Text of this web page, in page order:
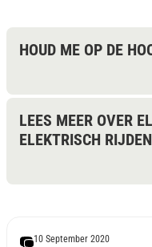
HOUD ME OP DE
LEES MEER OVER
ELEKTRISCH RIJDEN
10 September 2020